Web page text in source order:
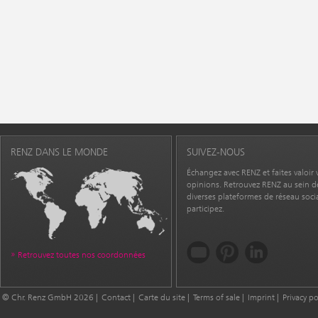
RENZ DANS LE MONDE
Retrouvez toutes nos coordonnées
SUIVEZ-NOUS
Échangez avec RENZ et faites valoir
opinions. Retrouvez RENZ au sein
diverses plateformes de réseau
participez.
© Chr. Renz GmbH 2026 Contact Carte du site Terms of sale Imprint Privacy